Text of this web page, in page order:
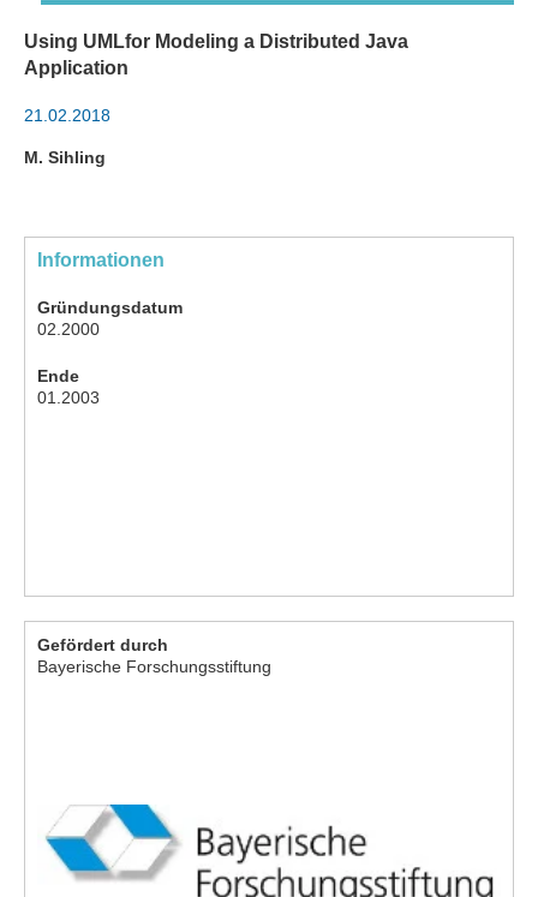
Using UMLfor Modeling a Distributed Java
Application
21.02.2018
M. Sihling
Informationen
Gründungsdatum
02.2000
Ende
01.2003
Gefördert durch
Bayerische Forschungsstiftung